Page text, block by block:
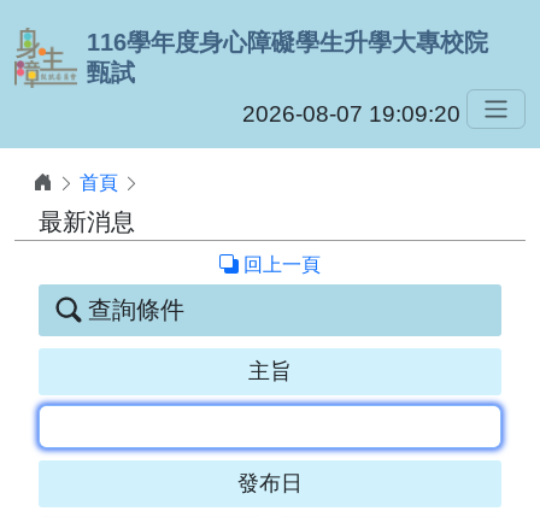
跳到主要內容
116學年度身心障礙學生升學大專校院
甄試
2026-08-07 19:09:20
首頁
最新消息
回上一頁
查詢條件
主旨
發布日